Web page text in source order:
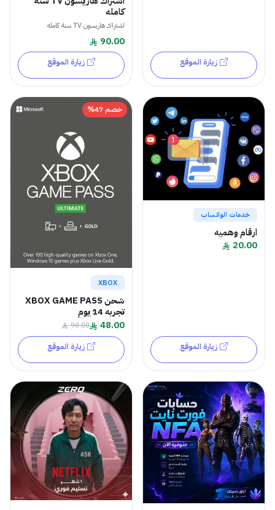
زيارة الموقع
كامله
اشتراك هاريسون TV سنة كامله
90.00
زيارة الموقع
خدمات الواتساب
ارقام وهميه
20.00
زيارة الموقع
خصم 47%
XBOX
شحن XBOX GAME PASS
تجربه 14 يوم
48.00
90.00
زيارة الموقع